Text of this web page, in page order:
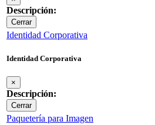
Descripción:
Cerrar
Identidad Corporativa
Identidad Corporativa
×
Descripción:
Cerrar
Paquetería para Imagen